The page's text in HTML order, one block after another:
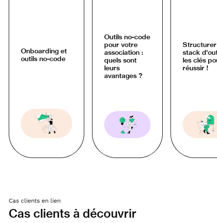
Onboarding et
outils no-code
Outils no-code
pour votre
association :
quels sont
leurs
avantages ?
stack
les clés
réussir !
Cas clients en lien
Cas clients à découvrir